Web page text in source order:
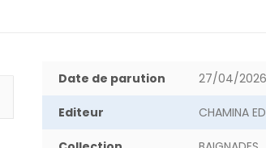
Date de parution 27/04/2026
Editeur CHAMINA